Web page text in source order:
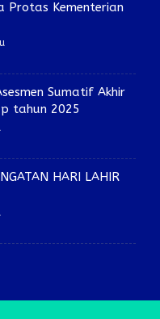
Protas Kementerian
Sumatif Akhir
tahun 2025
HARI LAHIR